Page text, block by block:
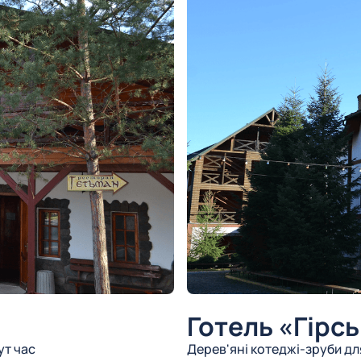
час
Готель
Дерев'яні котеджі-зруби